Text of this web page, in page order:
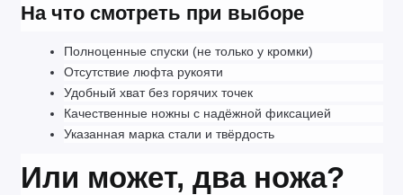
На что смотреть при выборе
Полноценные спуски (не только у кромки)
Отсутствие люфта рукояти
Удобный хват без горячих точек
Качественные ножны с надёжной фиксацией
Указанная марка стали и твёрдость
Или может, два ножа?